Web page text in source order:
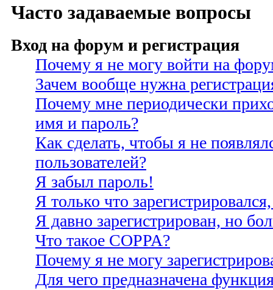
Часто задаваемые вопросы
Вход на форум и регистрация
Почему я не могу войти на
Зачем вообще нужна
Почему мне периодически
имя и пароль?
Как сделать, чтобы я не
пользователей?
Я забыл пароль!
Я только что
Я давно зарегистрирован, но
Что такое COPPA?
Почему я не могу
Для чего предназначена